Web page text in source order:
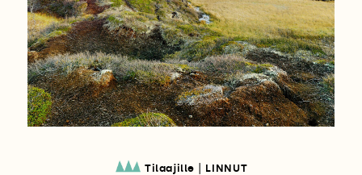
Tilaajille LINNUT